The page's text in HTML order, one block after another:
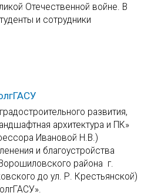
Отечественной войне. В
и сотрудники
развития,
архитектура и ПК»
Ивановой Н.В.)
и благоустройства
района г.
до ул. Р. Крестьянской)